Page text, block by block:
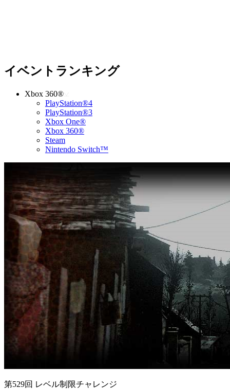
イベントランキング
Xbox 360®
PlayStation®4
PlayStation®3
Xbox One®
Xbox 360®
Steam
Nintendo Switch™
第529回 レベル制限チャレンジ